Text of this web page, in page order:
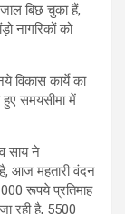
बिछ चुका हैं,
नागरिकों को
साय ने
है, आज महतारी वंदन
रूपये प्रतिमाह
रही है, 5500